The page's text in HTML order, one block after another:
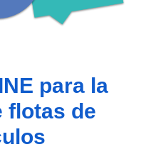
para la
flotas de